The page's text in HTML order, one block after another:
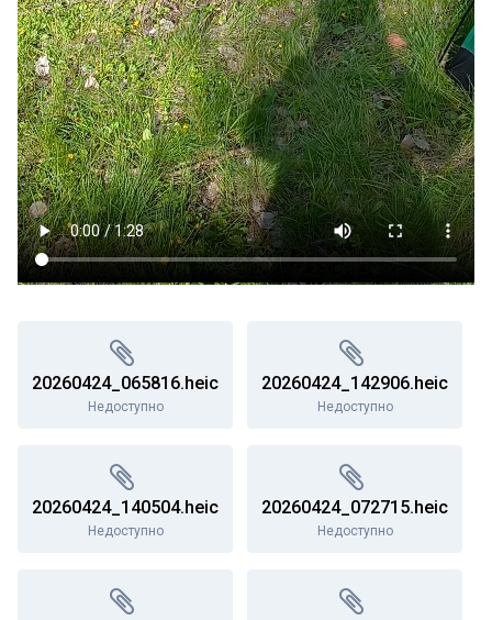
20260424_065816.heic
Недоступно
20260424_142906.heic
Недоступно
20260424_140504.heic
Недоступно
20260424_072715.heic
Недоступно